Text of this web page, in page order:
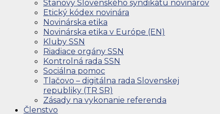
Stanovy Slovenského syndikátu novinárov
Etický kódex novinára
Novinárska etika
Novinárska etika v Európe (EN)
Kluby SSN
Riadiace orgány SSN
Kontrolná rada SSN
Sociálna pomoc
Tlačovo – digitálna rada Slovenskej
republiky (TR SR)
Zásady na vykonanie referenda
Členstvo